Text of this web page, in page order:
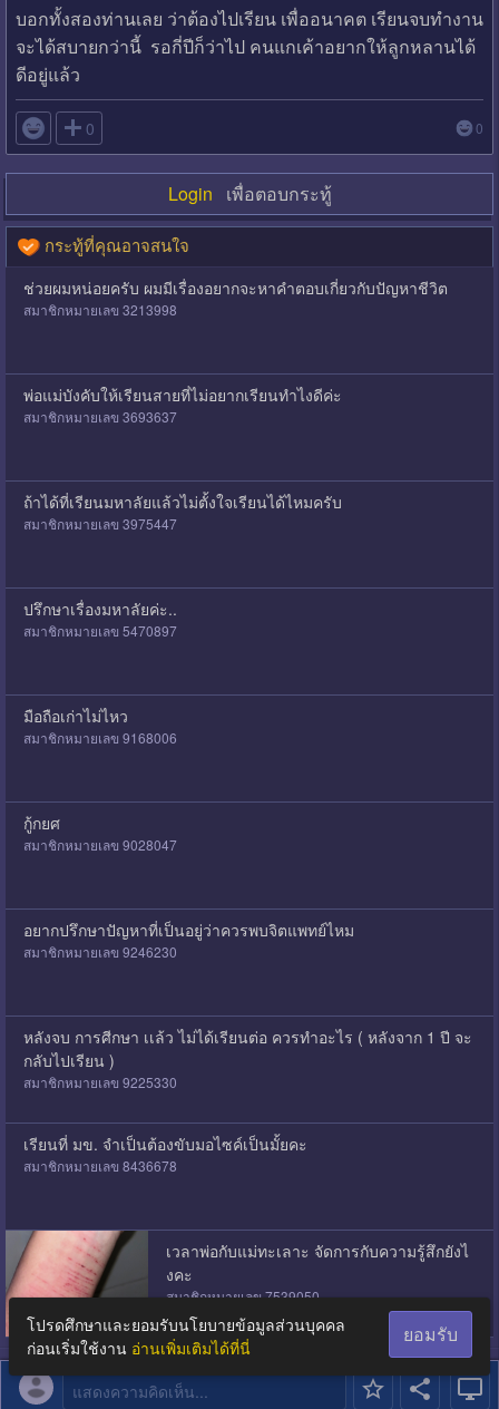
บอกทั้งสองท่านเลย ว่าต้องไปเรียน เพื่ออนาคต เรียนจบทำงาน
จะได้สบายกว่านี้ รอกี่ปีก็ว่าไป คนแกเค้าอยากให้ลูกหลานได้
ดีอยู่แล้ว
 0 0
Login เพื่อตอบกระทู้
แสดงความคิดเห็น...
กระทู้ที่คุณอาจสนใจ
ช่วยผมหน่อยครับ ผมมีเรื่องอยากจะหาคำตอบเกี่ยวกับปัญหาชีวิต
สมาชิกหมายเลข 3213998
พ่อแม่บังคับให้เรียนสายที่ไม่อยากเรียนทำไงดีค่ะ
สมาชิกหมายเลข 3693637
ถ้าได้ที่เรียนมหาลัยแล้วไม่ตั้งใจเรียนได้ไหมครับ
สมาชิกหมายเลข 3975447
ปรึกษาเรื่องมหาลัยค่ะ..
สมาชิกหมายเลข 5470897
มือถือเก่าไม่ไหว
สมาชิกหมายเลข 9168006
กู้กยศ
สมาชิกหมายเลข 9028047
อยากปรึกษาปัญหาที่เป็นอยู่ว่าควรพบจิตแพทย์ไหม
สมาชิกหมายเลข 9246230
หลังจบ การศีกษา เเล้ว ไม่ได้เรียนต่อ ควรทำอะไร ( หลังจาก 1 ปี จะ
กลับไปเรียน )
สมาชิกหมายเลข 9225330
เรียนที่ มข. จำเป็นต้องขับมอไซค์เป็นมั้ยคะ
สมาชิกหมายเลข 8436678
เวลาพ่อกับแม่ทะเลาะ จัดการกับความรู้สึกยังไ
งคะ
สมาชิกหมายเลข 7539050
โปรดศึกษาและยอมรับนโยบายข้อมูลส่วนบุคคล
ก่อนเริ่มใช้งาน อ่านเพิ่มเติมได้ที่นี่
ยอมรับ